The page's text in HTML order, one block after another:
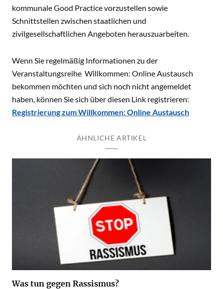
kommunale Good Practice vorzustellen sowie
Schnittstellen zwischen staatlichen und
zivilgesellschaftlichen Angeboten herauszuarbeiten.
Wenn Sie regelmäßig Informationen zu der
Veranstaltungsreihe Willkommen: Online Austausch
bekommen möchten und sich noch nicht angemeldet
haben, können Sie sich über diesen Link registrieren:
Registrierung zum Willkommen: Online Austausch
ÄHNLICHE ARTIKEL
Was tun gegen Rassismus?